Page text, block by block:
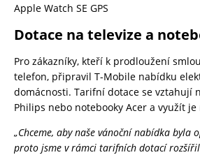
Apple Watch SE GPS
Dotace na televize a
Pro zákazníky, kteří k prodloužení
telefon, připravil T-Mobile nabídku
domácnosti. Tarifní dotace se vztahují
Philips nebo notebooky Acer a využít
„Chceme, aby naše vánoční nabídka byla
proto jsme v rámci tarifních dotací